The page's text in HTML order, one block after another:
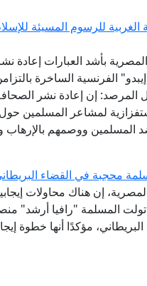
للرسوم المسيئة
المصرية بأشد العبارات
الفرنسية الساخرة
مقر الجريدة عام 2015. وقال المرصد: إن
لمشاعر المسلمين حول
المسلمين ووصمهم بالإرهاب
محجبة في القضاء
المصرية، إن هناك محاولات
تولت المسلمة "رافيا أرشد"
مؤكدًا أنها خطوة